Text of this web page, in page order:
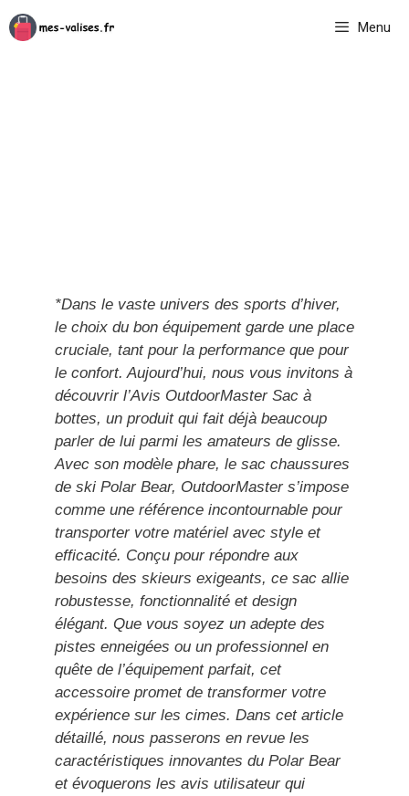
Aller
au
Menu
*Dans le vaste univers des sports d’hiver,
le choix du bon équipement garde une place
cruciale, tant pour la performance que pour
le confort. Aujourd’hui, nous vous invitons à
découvrir l’Avis OutdoorMaster Sac à
bottes, un produit qui fait déjà beaucoup
parler de lui parmi les amateurs de glisse.
Avec son modèle phare, le sac chaussures
de ski Polar Bear, OutdoorMaster s’impose
comme une référence incontournable pour
transporter votre matériel avec style et
efficacité. Conçu pour répondre aux
besoins des skieurs exigeants, ce sac allie
robustesse, fonctionnalité et design
élégant. Que vous soyez un adepte des
pistes enneigées ou un professionnel en
quête de l’équipement parfait, cet
accessoire promet de transformer votre
expérience sur les cimes. Dans cet article
détaillé, nous passerons en revue les
caractéristiques innovantes du Polar Bear
et évoquerons les avis utilisateur qui